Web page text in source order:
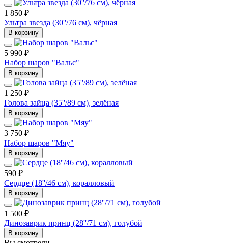
1 850 ₽
Ультра звезда (30''/76 см), чёрная
В корзину
5 990 ₽
Набор шаров "Вальс"
В корзину
1 250 ₽
Голова зайца (35''/89 см), зелёная
В корзину
3 750 ₽
Набор шаров "Мяу"
В корзину
590 ₽
Сердце (18''/46 см), коралловый
В корзину
1 500 ₽
Динозаврик принц (28''/71 см), голубой
В корзину